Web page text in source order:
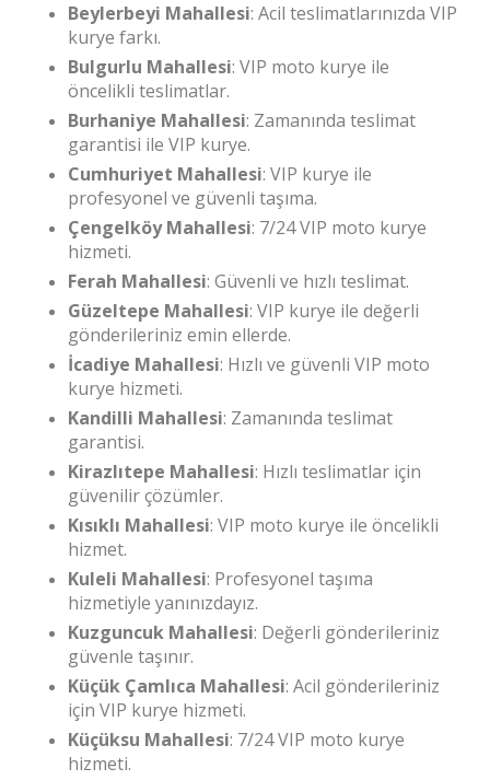
Beylerbeyi Mahallesi: Acil teslimatlarınızda VIP
kurye farkı.
Bulgurlu Mahallesi: VIP moto kurye ile
öncelikli teslimatlar.
Burhaniye Mahallesi: Zamanında teslimat
garantisi ile VIP kurye.
Cumhuriyet Mahallesi: VIP kurye ile
profesyonel ve güvenli taşıma.
Çengelköy Mahallesi: 7/24 VIP moto kurye
hizmeti.
Ferah Mahallesi: Güvenli ve hızlı teslimat.
Güzeltepe Mahallesi: VIP kurye ile değerli
gönderileriniz emin ellerde.
İcadiye Mahallesi: Hızlı ve güvenli VIP moto
kurye hizmeti.
Kandilli Mahallesi: Zamanında teslimat
garantisi.
Kirazlıtepe Mahallesi: Hızlı teslimatlar için
güvenilir çözümler.
Kısıklı Mahallesi: VIP moto kurye ile öncelikli
hizmet.
Kuleli Mahallesi: Profesyonel taşıma
hizmetiyle yanınızdayız.
Kuzguncuk Mahallesi: Değerli gönderileriniz
güvenle taşınır.
Küçük Çamlıca Mahallesi: Acil gönderileriniz
için VIP kurye hizmeti.
Küçüksu Mahallesi: 7/24 VIP moto kurye
hizmeti.